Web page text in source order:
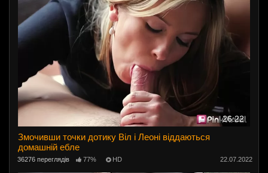
26:22
Змочивши точки дотику Віл і Леоні віддаються
домашній ебле
36276 переглядів 77% HD 22.07.2022